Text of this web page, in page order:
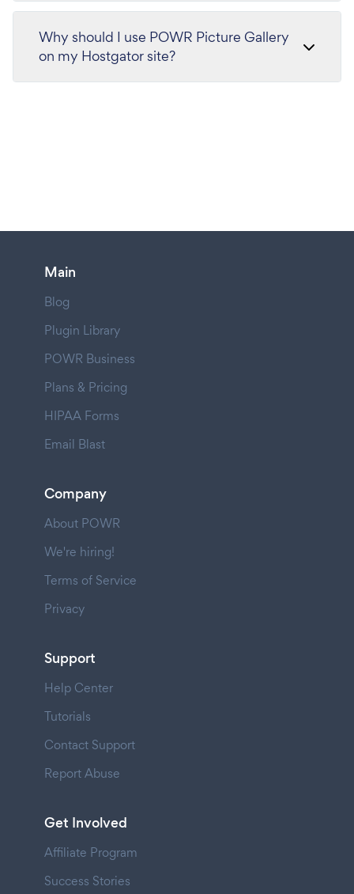
Why should I use POWR Picture Gallery
on my Hostgator site?
Main
Blog
Plugin Library
POWR Business
Plans & Pricing
HIPAA Forms
Email Blast
Company
About POWR
We're hiring!
Terms of Service
Privacy
Support
Help Center
Tutorials
Contact Support
Report Abuse
Get Involved
Affiliate Program
Success Stories